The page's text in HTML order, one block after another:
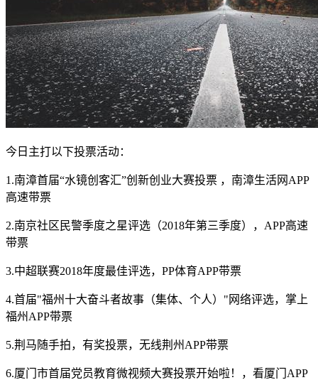
今日主打以下投票活动：
1.南漳首届“水镜创客汇”创新创业大赛投票 ，南漳生活网APP
高速带票
2.南京社区民警季度之星评选（2018年第三季度），APP高速
带票
3.中超联赛2018年度最佳评选，PP体育APP带票
4.首届"福州十大奋斗者故事（集体、个人）"网络评选，掌上
福州APP带票
5.荆马随手拍，有奖投票，无线荆州APP带票
6.厦门市首届党员教育微视频大赛投票开始啦！，看厦门APP